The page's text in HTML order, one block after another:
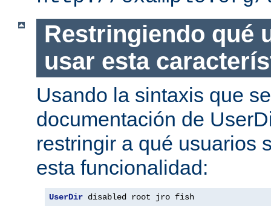
Restringiendo qué
usar esta
Usando la sintaxis que
documentación de
restringir a qué usuarios
esta funcionalidad:
UserDir disabled root jro fish